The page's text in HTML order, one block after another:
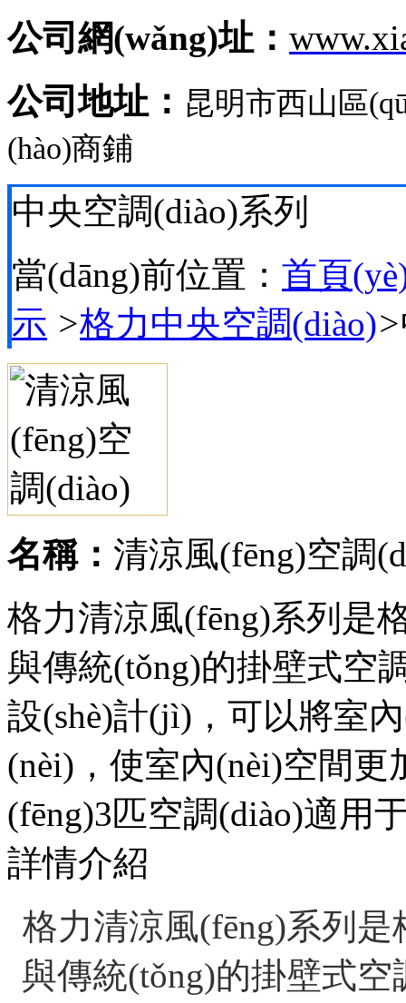
公司網(wǎng)址：
公司地址： 昆明市西山區
(hào)商鋪
中央空調(diào)系列
當(dāng)前位置： 首頁
示 >格力中央空調(diào)>
名稱： 清涼風(fēng)空調
格力清涼風(fēng)系列是
與傳統(tǒng)的掛壁式空
設(shè)計(jì)，可以將
(nèi)，使室內(nèi)空間
(fēng)3匹空調(diào)適用
詳情介紹
格力清涼風(fēng)系列是
與傳統(tǒng)的掛壁式空